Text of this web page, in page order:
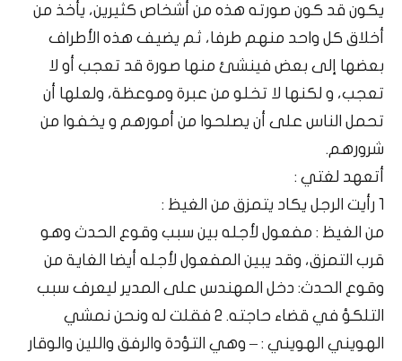
يكون قد كون صورته هذه من أشخاص كثيرين، يأخذ من
أخلاق كل واحد منهم طرفا، ثم يضيف هذه الأطراف
بعضها إلى بعض فينشئ منها صورة قد تعجب أو لا
تعجب، و لكنها لا تخلو من عبرة وموعظة، ولعلها أن
تحمل الناس على أن يصلحوا من أمورهم و يخفوا من
شرورهم.
أتعهد لغتي :
1 رأيت الرجل يكاد يتمزق من الغيظ :
من الغيظ : مفعول لأجله بين سبب وقوع الحدث وهو
قرب التمزق، وقد يبين المفعول لأجله أيضا الغاية من
وقوع الحدث: دخل المهندس على المدير ليعرف سبب
التلكؤ في قضاء حاجته. 2 فقلت له ونحن نمشي
الهويني الهويني : – وهي التؤدة والرفق واللين والوقار